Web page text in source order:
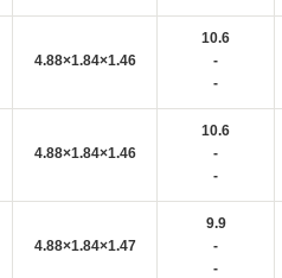
4.88×1.84×1.46
10.6
-
-
4.88×1.84×1.46
10.6
-
-
4.88×1.84×1.47
9.9
-
-